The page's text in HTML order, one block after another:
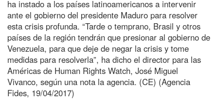
ha instado a los países latinoamericanos a intervenir
ante el gobierno del presidente Maduro para resolver
esta crisis profunda. “Tarde o temprano, Brasil y otros
países de la región tendrán que presionar al gobierno de
Venezuela, para que deje de negar la crisis y tome
medidas para resolverla”, ha dicho el director para las
Américas de Human Rights Watch, José Miguel
Vivanco, según una nota la agencia. (CE) (Agencia
Fides, 19/04/2017)